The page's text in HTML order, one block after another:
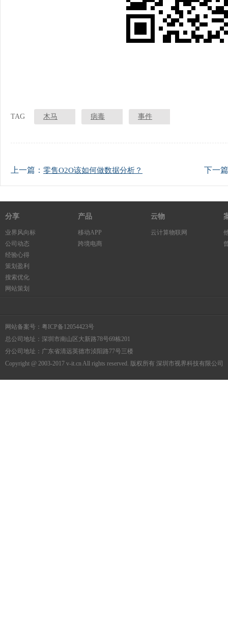
TAG 木马 病毒 事件
上一篇： 零售O2O该如何做数据分析？ 下一
分享
业界风向标
公司动态
经验心得
策划盈利
搜索优化
网站策划
产品
移动APP
跨境电商
云物
云计算物联网
网站备案号： 粤ICP备12054423号
总公司地址：深圳市南山区大新路78号69栋201
分公司地址：广东省清远英德市浈阳路77号三楼
Copyright @ 2003-2017 v-it.cn All rights reserved. 版权所有 深圳市视界科技有限公司